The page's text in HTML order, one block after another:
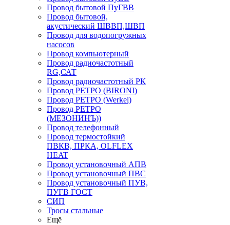
Провод бытовой ПуГВВ
Провод бытовой,
акустический ШВВП,ШВП
Провод для водопогружных
насосов
Провод компьютерный
Провод радиочастотный
RG,САТ
Провод радиочастотный РК
Провод РЕТРО (BIRONI)
Провод РЕТРО (Werkel)
Провод РЕТРО
(МЕЗОНИНЪ))
Провод телефонный
Провод термостойкий
ПВКВ, ПРКА, OLFLEX
HEAT
Провод установочный АПВ
Провод установочный ПВС
Провод установочный ПУВ,
ПУГВ ГОСТ
СИП
Тросы стальные
Ещё